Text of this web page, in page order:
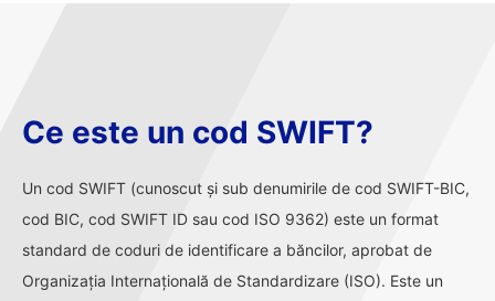
Ce este un cod SWIFT?
Un cod SWIFT (cunoscut și sub denumirile de cod SWIFT-BIC,
cod BIC, cod SWIFT ID sau cod ISO 9362) este un format
standard de coduri de identificare a băncilor, aprobat de
Organizația Internațională de Standardizare (ISO). Este un